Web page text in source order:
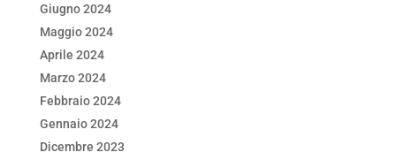
Giugno 2024
Maggio 2024
Aprile 2024
Marzo 2024
Febbraio 2024
Gennaio 2024
Dicembre 2023